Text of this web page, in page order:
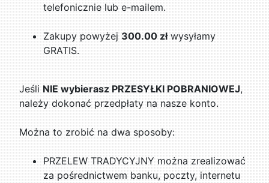
telefonicznie lub e-mailem.
Zakupy powyżej 300.00 złwysyłamy
GRATIS.
Jeśli NIE wybierasz PRZESYŁKI POBRANIOWEJ,
należy dokonać przedpłaty na nasze konto.
Można to zrobić na dwa sposoby:
PRZELEW TRADYCYJNY można zrealizować
za pośrednictwem banku, poczty, internetu